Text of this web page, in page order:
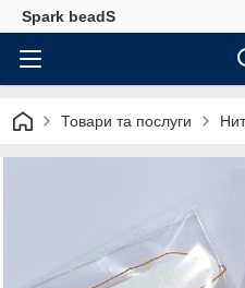
Spark beadS
Товари та послуги